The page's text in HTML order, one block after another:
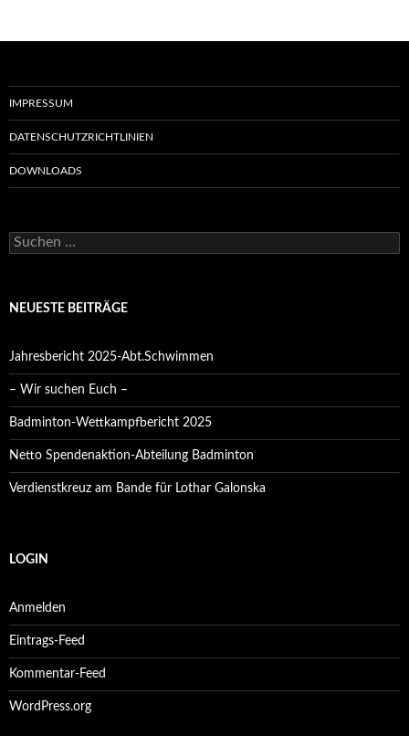
IMPRESSUM
DATENSCHUTZRICHTLINIEN
DOWNLOADS
Suchen
nach:
NEUESTE BEITRÄGE
Jahresbericht 2025-Abt.Schwimmen
– Wir suchen Euch –
Badminton-Wettkampfbericht 2025
Netto Spendenaktion-Abteilung Badminton
Verdienstkreuz am Bande für Lothar Galonska
LOGIN
Anmelden
Eintrags-Feed
Kommentar-Feed
WordPress.org